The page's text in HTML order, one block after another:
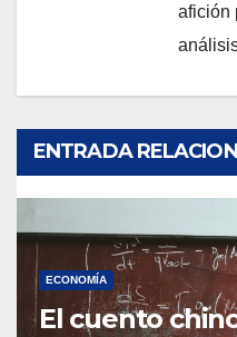
afición
ENTRADA
ECONOMÍA
El cuento